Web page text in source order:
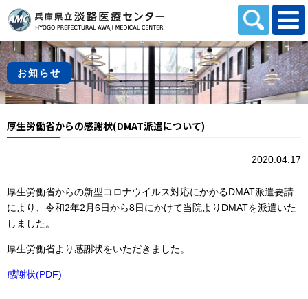
本文へスキップします。
お知らせ
厚生労働省からの感謝状(DMAT派遣について)
2020.04.17
厚生労働省からの新型コロナウイルス対応にかかるDMAT派遣要請
により、令和2年2月6日から8日にかけて当院よりDMATを派遣いた
しました。
厚生労働省より感謝状をいただきました。
感謝状(PDF)